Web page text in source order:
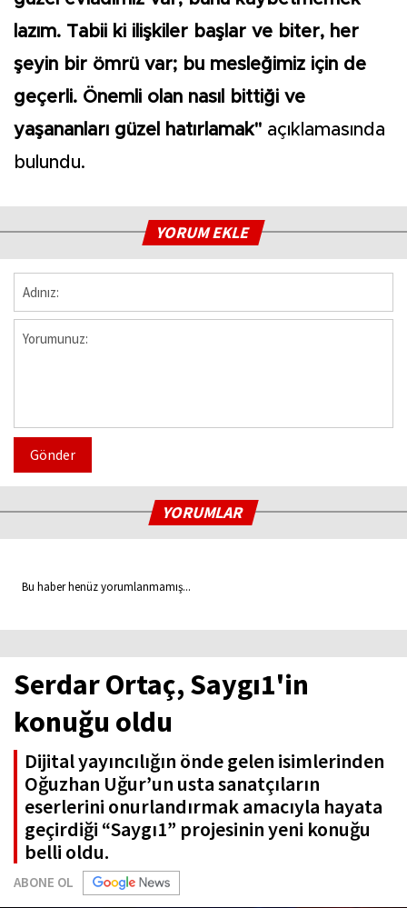
lazım. Tabii ki ilişkiler başlar ve biter, her
şeyin bir ömrü var; bu mesleğimiz için de
geçerli. Önemli olan nasıl bittiği ve
yaşananları güzel hatırlamak" açıklamasında
bulundu.
YORUM EKLE
Gönder
YORUMLAR
Bu haber henüz yorumlanmamış...
Serdar Ortaç, Saygı1'in
konuğu oldu
Dijital yayıncılığın önde gelen isimlerinden
Oğuzhan Uğur’un usta sanatçıların
eserlerini onurlandırmak amacıyla hayata
geçirdiği “Saygı1” projesinin yeni konuğu
belli oldu.
ABONE OL